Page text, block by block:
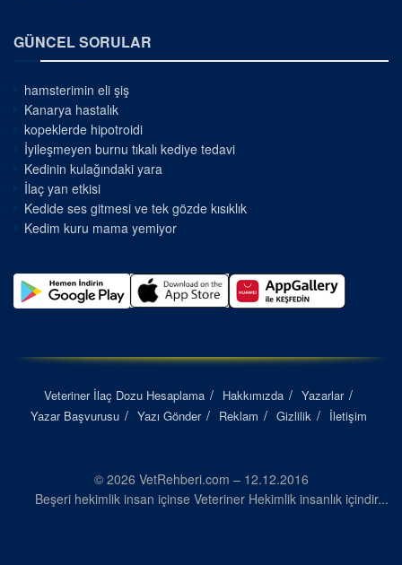
GÜNCEL SORULAR
hamsterimin eli şiş
Kanarya hastalık
kopeklerde hipotroidi
İyileşmeyen burnu tıkalı kediye tedavi
Kedinin kulağındaki yara
İlaç yan etkisi
Kedide ses gitmesi ve tek gözde kısıklık
Kedim kuru mama yemiyor
Veteriner İlaç Dozu Hesaplama Hakkımızda
Yazarlar
Yazar Başvurusu
Yazı Gönder Reklam Gizlilik İletişim
© 2026 VetRehberi.com – 12.12.2016
Beşeri hekimlik insan içinse Veteriner Hekimlik insanlık içindir...